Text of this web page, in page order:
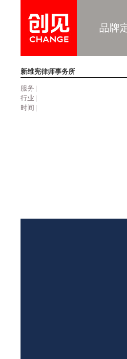
品牌
新维宪律师事务所
服务 |
行业 |
时间 |